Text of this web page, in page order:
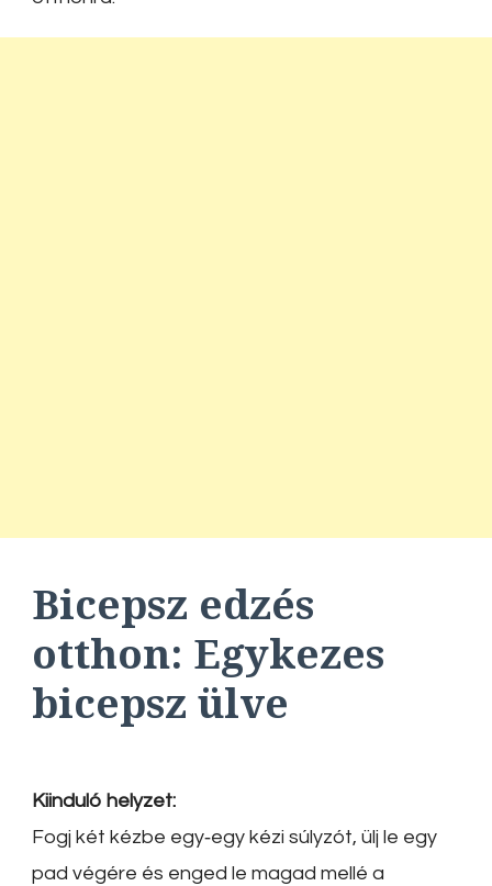
Bicepsz edzés
otthon: Egykezes
bicepsz ülve
Kiinduló helyzet:
Fogj két kézbe egy‐egy kézi súlyzót, ülj le egy
pad végére és enged le magad mellé a